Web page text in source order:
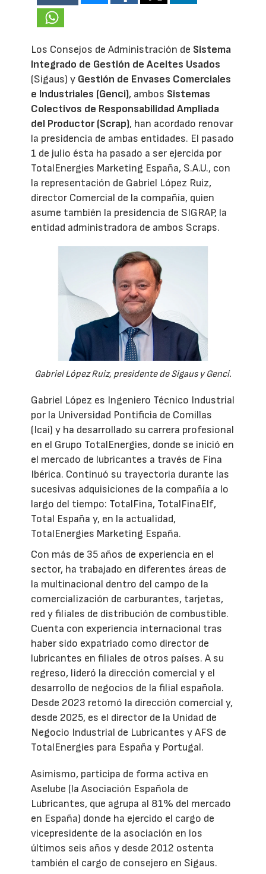
Los Consejos de Administración de Sistema
Integrado de Gestión de Aceites Usados
(Sigaus) y Gestión de Envases Comerciales
e Industriales (Genci), ambos Sistemas
Colectivos de Responsabilidad Ampliada
del Productor (Scrap), han acordado renovar
la presidencia de ambas entidades. El pasado
1 de julio ésta ha pasado a ser ejercida por
TotalEnergies Marketing España, S.A.U., con
la representación de Gabriel López Ruiz,
director Comercial de la compañía, quien
asume también la presidencia de SIGRAP, la
entidad administradora de ambos Scraps.
Gabriel López Ruiz, presidente de Sigaus y Genci.
Gabriel López es Ingeniero Técnico Industrial
por la Universidad Pontificia de Comillas
(Icai) y ha desarrollado su carrera profesional
en el Grupo TotalEnergies, donde se inició en
el mercado de lubricantes a través de Fina
Ibérica. Continuó su trayectoria durante las
sucesivas adquisiciones de la compañía a lo
largo del tiempo: TotalFina, TotalFinaElf,
Total España y, en la actualidad,
TotalEnergies Marketing España.
Con más de 35 años de experiencia en el
sector, ha trabajado en diferentes áreas de
la multinacional dentro del campo de la
comercialización de carburantes, tarjetas,
red y filiales de distribución de combustible.
Cuenta con experiencia internacional tras
haber sido expatriado como director de
lubricantes en filiales de otros países. A su
regreso, lideró la dirección comercial y el
desarrollo de negocios de la filial española.
Desde 2023 retomó la dirección comercial y,
desde 2025, es el director de la Unidad de
Negocio Industrial de Lubricantes y AFS de
TotalEnergies para España y Portugal.
Asimismo, participa de forma activa en
Aselube (la Asociación Española de
Lubricantes, que agrupa al 81% del mercado
en España) donde ha ejercido el cargo de
vicepresidente de la asociación en los
últimos seis años y desde 2012 ostenta
también el cargo de consejero en Sigaus.